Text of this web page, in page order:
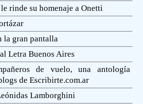
rinde su homenaje a Onetti
la gran pantalla
Letra Buenos Aires
de vuelo, una antología
de Escribirte.com.ar
Lamborghini